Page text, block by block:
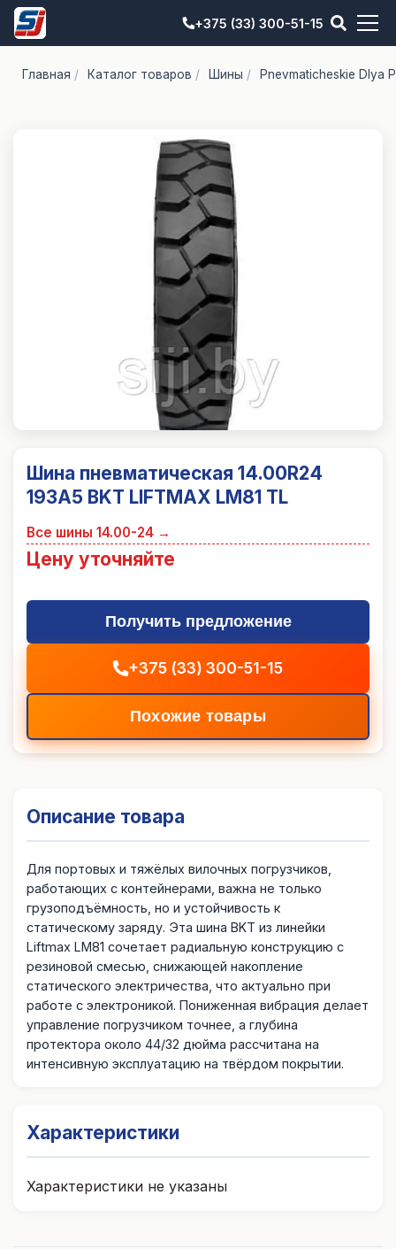
+375 (33) 300-51-15
Главная / Каталог товаров / Шины / Pnevmaticheskie Dlya
Шина пневматическая 14.00R24
193A5 BKT LIFTMAX LM81 TL
Все шины 14.00-24 →
Цену уточняйте
Получить предложение
+375 (33) 300-51-15
Похожие товары
Описание товара
Для портовых и тяжёлых вилочных погрузчиков,
работающих с контейнерами, важна не только
грузоподъёмность, но и устойчивость к
статическому заряду. Эта шина BKT из линейки
Liftmax LM81 сочетает радиальную конструкцию с
резиновой смесью, снижающей накопление
статического электричества, что актуально при
работе с электроникой. Пониженная вибрация делает
управление погрузчиком точнее, а глубина
протектора около 44/32 дюйма рассчитана на
интенсивную эксплуатацию на твёрдом покрытии.
Характеристики
Характеристики не указаны